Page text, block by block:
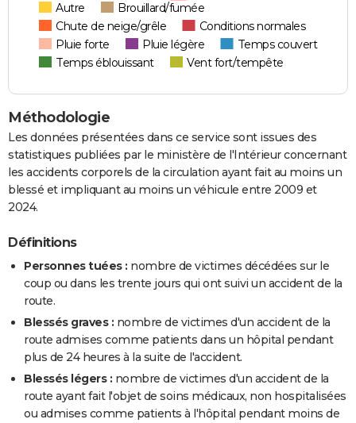
Autre
Brouillard/fumée
Chute de neige/grêle
Conditions normales
Pluie forte
Pluie légère
Temps couvert
Temps éblouissant
Vent fort/tempête
Méthodologie
Les données présentées dans ce service sont issues des
statistiques publiées par le ministère de l'Intérieur concernant
les accidents corporels de la circulation ayant fait au moins un
blessé et impliquant au moins un véhicule entre 2009 et
2024.
Définitions
Personnes tuées : nombre de victimes décédées sur le
coup ou dans les trente jours qui ont suivi un accident de la
route.
Blessés graves : nombre de victimes d'un accident de la
route admises comme patients dans un hôpital pendant
plus de 24 heures à la suite de l'accident.
Blessés légers : nombre de victimes d'un accident de la
route ayant fait l'objet de soins médicaux, non hospitalisées
ou admises comme patients à l'hôpital pendant moins de